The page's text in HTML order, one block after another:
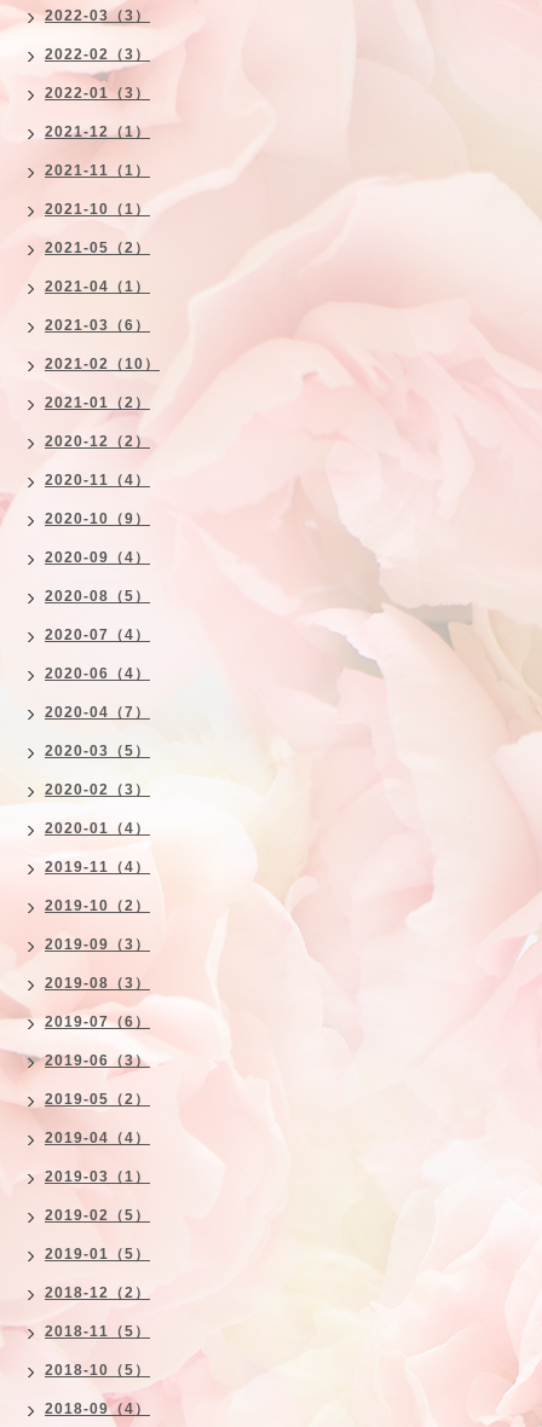
2022-03（3）
2022-02（3）
2022-01（3）
2021-12（1）
2021-11（1）
2021-10（1）
2021-05（2）
2021-04（1）
2021-03（6）
2021-02（10）
2021-01（2）
2020-12（2）
2020-11（4）
2020-10（9）
2020-09（4）
2020-08（5）
2020-07（4）
2020-06（4）
2020-04（7）
2020-03（5）
2020-02（3）
2020-01（4）
2019-11（4）
2019-10（2）
2019-09（3）
2019-08（3）
2019-07（6）
2019-06（3）
2019-05（2）
2019-04（4）
2019-03（1）
2019-02（5）
2019-01（5）
2018-12（2）
2018-11（5）
2018-10（5）
2018-09（4）